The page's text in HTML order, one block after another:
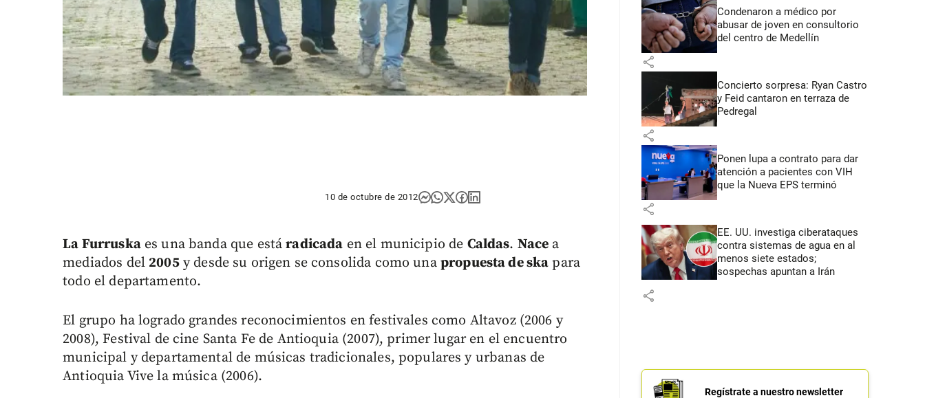
10 de octubre de 2012
La Furruskaes una banda que estáradicada en el municipio de Caldas. Nace a
mediados del 2005y desde su origen se consolida como una propuesta de ska para
todo el departamento.
El grupo ha logrado grandes reconocimientos en festivales como Altavoz (2006 y
2008), Festival de cine Santa Fe de Antioquia (2007), primer lugar en el encuentro
municipal y departamental de músicas tradicionales, populares y urbanas de
Antioquia Vive la música (2006).
Condenaron a médico por
abusar de joven en consultorio
del centro de Medellín
share
Concierto sorpresa: Ryan Castro
y Feid cantaron en terraza de
Pedregal
share
Ponen lupa a contrato para dar
atención a pacientes con VIH
que la Nueva EPS terminó
share
EE. UU. investiga ciberataques
contra sistemas de agua en al
menos siete estados;
sospechas apuntan a Irán
share
Regístrate a nuestro newsletter